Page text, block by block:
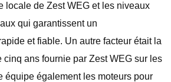
locale de Zest WEG et les niveaux
qui garantissent un
et fiable. Un autre facteur était la
cinq ans fournie par Zest WEG sur les
équipe également les moteurs pour